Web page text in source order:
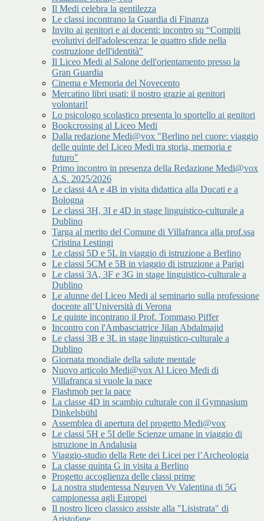
Il Medi celebra la gentilezza
Le classi incontrano la Guardia di Finanza
Invito ai genitori e ai docenti: incontro su “Compiti
evolutivi dell'adolescenza: le quattro sfide nella
costruzione dell'identità"
Il Liceo Medi al Salone dell'orientamento presso la
Gran Guardia
Cinema e Memoria del Novecento
Mercatino libri usati: il nostro grazie ai genitori
volontari!
Lo psicologo scolastico presenta lo sportello ai genitori
Bookcrossing al Liceo Medi
Dalla redazione Medi@vox "Berlino nel cuore: viaggio
delle quinte del Liceo Medi tra storia, memoria e
futuro"
Primo incontro in presenza della Redazione Medi@vox
A.S. 2025/2026
Le classi 4A e 4B in visita didattica alla Ducati e a
Bologna
Le classi 3H, 3I e 4D in stage linguistico-culturale a
Dublino
Targa al merito del Comune di Villafranca alla prof.ssa
Cristina Lestingi
Le classi 5D e 5L in viaggio di istruzione a Berlino
Le classi 5CM e 5B in viaggio di istruzione a Parigi
Le classi 3A, 3F e 3G in stage linguistico-culturale a
Dublino
Le alunne del Liceo Medi al seminario sulla professione
docente all’Università di Verona
Le quinte incontrano il Prof. Tommaso Piffer
Incontro con l'Ambasciatrice Jilan Abdalmajid
Le classi 3B e 3L in stage linguistico-culturale a
Dublino
Giornata mondiale della salute mentale
Nuovo articolo Medi@vox Al Liceo Medi di
Villafranca si vuole la pace
Flashmob per la pace
La classe 4D in scambio culturale con il Gymnasium
Dinkelsbühl
Assemblea di apertura del progetto Medi@vox
Le classi 5H e 5I delle Scienze umane in viaggio di
istruzione in Andalusia
Viaggio-studio della Rete dei Licei per l’Archeologia
La classe quinta G in visita a Berlino
Progetto accoglienza delle classi prime
La nostra studentessa Nguyen Vy Valentina di 5G
campionessa agli Europei
Il nostro liceo classico assiste alla "Lisistrata" di